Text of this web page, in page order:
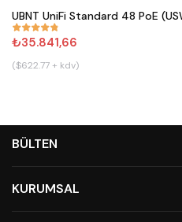
#861
UBNT UniFi Standard 48 PoE
₺35.841,66
($622.77 + kdv)
BÜLTEN
KURUMSAL